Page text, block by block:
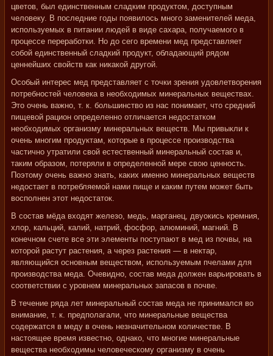
цветов, был единственным сладким продуктом, доступным
человеку. В последние годы появилось много заменителей меда,
используемых в питании людей в виде сахара, получаемого в
процессе переработки. Но до сего времени мед представляет
собой единственный сладкий продукт, обладающий рядом
ценнейших свойств как никакой другой.
Особый интерес мед представляет с точки зрения удовлетворения
потребностей человека в необходимых минеральных веществах.
Это очень важно, т. к. большинство из нас понимает, что средний
пищевой рацион определенно отличается недостатком
необходимых организму минеральных веществ. Мы привыкли к
очень многим продуктам, которые в процессе производства
частично утратили свой естественный минеральный состав и,
таким образом, потеряли в определенной мере свою ценность.
Поэтому очень важно знать, каких именно минеральных веществ
недостает в потребляемой нами пище и каким путем может быть
восполнен этот недостаток.
В состав мёда входят железо, медь, марганец, двуокись кремния,
хлор, кальций, калий, натрий, фосфор, алюминий, магний. В
конечном счете все эти элементы поступают в мед из почвы, на
которой растут растения, а через растения — в нектар,
являющийся основным веществом, используемым пчелами для
производства меда. Очевидно, состав меда должен варьировать в
соответствии с уровнем минеральных запасов в почве.
В течение ряда лет минеральный состав меда не принимался во
внимание, т. к. предполагали, что минеральные вещества
содержатся в меду в очень незначительном количестве. В
настоящее время известно, однако, что многие минеральные
вещества необходимы человеческому организму в очень